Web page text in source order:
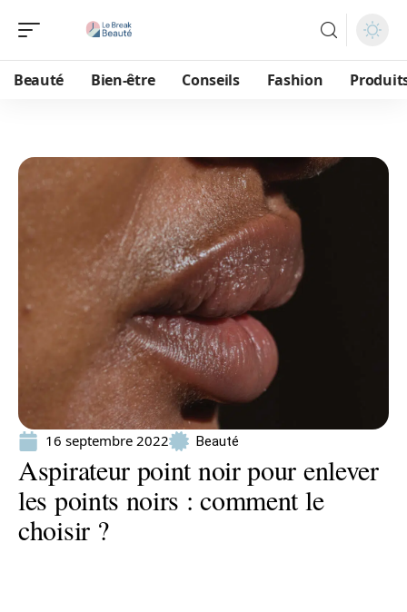
Beauté Bien-être Conseils Fashion
16 septembre 2022 Beauté
Aspirateur point noir pour enlever
les points noirs : comment le
choisir ?